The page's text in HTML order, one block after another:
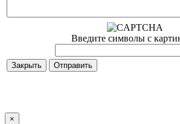
Введите символы с
Закрыть
×